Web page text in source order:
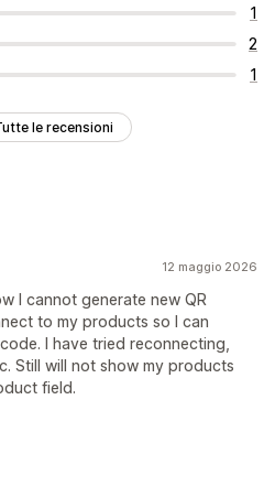
1
2
1
le recensioni
12 maggio 2026
I cannot generate new QR
to my products so I can
I have tried reconnecting,
Still will not show my products
field.